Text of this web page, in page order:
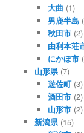
大曲 (1)
男鹿半島
秋田市 (2)
由利本荘
にかほ市
山形県(7)
遊佐町 (3)
酒田市 (2)
山形市 (2)
新潟県(15)